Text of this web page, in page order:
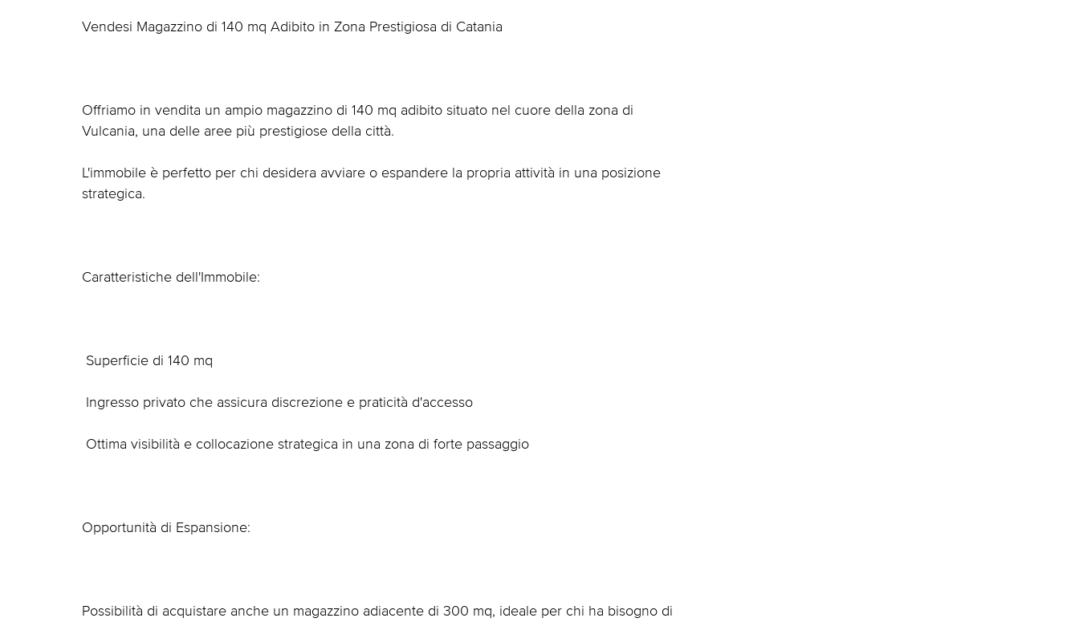
Vendesi Magazzino di 140 mq Adibito in Zona Prestigiosa di Catania
Offriamo in vendita un ampio magazzino di 140 mq adibito situato nel cuore della zona di
Vulcania, una delle aree più prestigiose della città.
L'immobile è perfetto per chi desidera avviare o espandere la propria attività in una posizione
strategica.
Caratteristiche dell'Immobile:
 Superficie di 140 mq
 Ingresso privato che assicura discrezione e praticità d'accesso
 Ottima visibilità e collocazione strategica in una zona di forte passaggio
Opportunità di Espansione:
Possibilità di acquistare anche un magazzino adiacente di 300 mq, ideale per chi ha bisogno di